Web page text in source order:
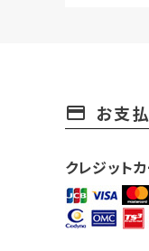
payment お支
クレジット